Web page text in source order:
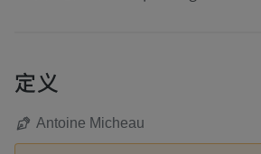
定义
Antoine Micheau